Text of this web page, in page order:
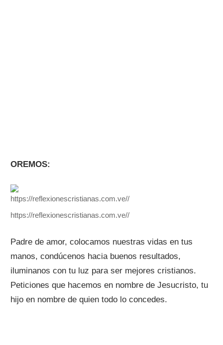
OREMOS:
https://reflexionescristianas.com.ve//
Padre de amor, colocamos nuestras vidas en tus
manos, condúcenos hacia buenos resultados,
iluminanos con tu luz para ser mejores cristianos.
Peticiones que hacemos en nombre de Jesucristo, tu
hijo en nombre de quien todo lo concedes.